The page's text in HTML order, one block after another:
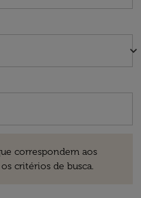
keyboard_arrow_down
correspondem aos
critérios de busca.